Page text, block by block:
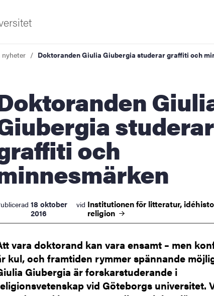
innovation
nyheter Doktoranden Giulia Giubergia studerar graffiti och
Giulia
studerar
och
18 oktober
2016
vid Institutionen för litteratur,
religion
vara doktorand kan vara ensamt – men
kul, och framtiden rymmer spännande
Giubergia är forskarstuderande i
vid Göteborgs universitet.